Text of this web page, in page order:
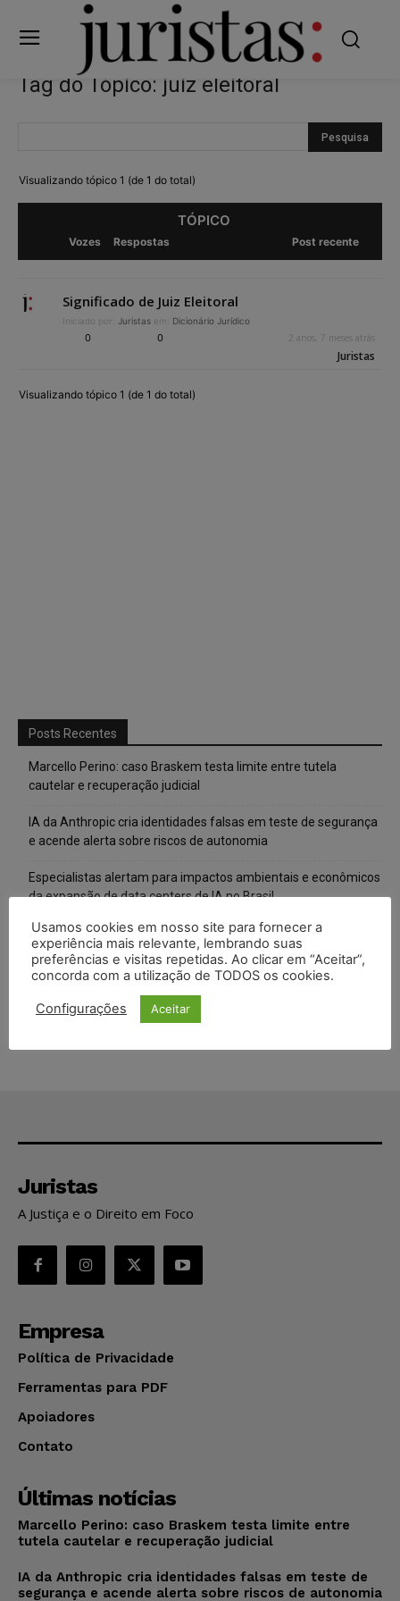
Tag do Tópico: juiz eleitoral
Visualizando tópico 1 (de 1 do total)
TÓPICO
Vozes Respostas Post recente
Significado de Juiz Eleitoral
Iniciado por: Juristas em: Dicionário Jurídico
0 0 2 anos, 7 meses atrás
Juristas
Visualizando tópico 1 (de 1 do total)
Posts Recentes
Marcello Perino: caso Braskem testa limite entre tutela
cautelar e recuperação judicial
IA da Anthropic cria identidades falsas em teste de segurança
e acende alerta sobre riscos de autonomia
Especialistas alertam para impactos ambientais e econômicos
da expansão de data centers de IA no Brasil
TSE reforça que sistemas das urnas eletrônicas tornam-se
invioláveis após assinatura digital e lacração
STF inicia julgamento sobre constitucionalidade da proibição
dos jogos de azar no Brasil
Juristas
A Justiça e o Direito em Foco
Empresa
Política de Privacidade
Ferramentas para PDF
Apoiadores
Contato
Últimas notícias
Marcello Perino: caso Braskem testa limite entre
tutela cautelar e recuperação judicial
IA da Anthropic cria identidades falsas em teste de
segurança e acende alerta sobre riscos de autonomia
Usamos cookies em nosso site para fornecer a
experiência mais relevante, lembrando suas
preferências e visitas repetidas. Ao clicar em “Aceitar”,
concorda com a utilização de TODOS os cookies.
Configurações Aceitar